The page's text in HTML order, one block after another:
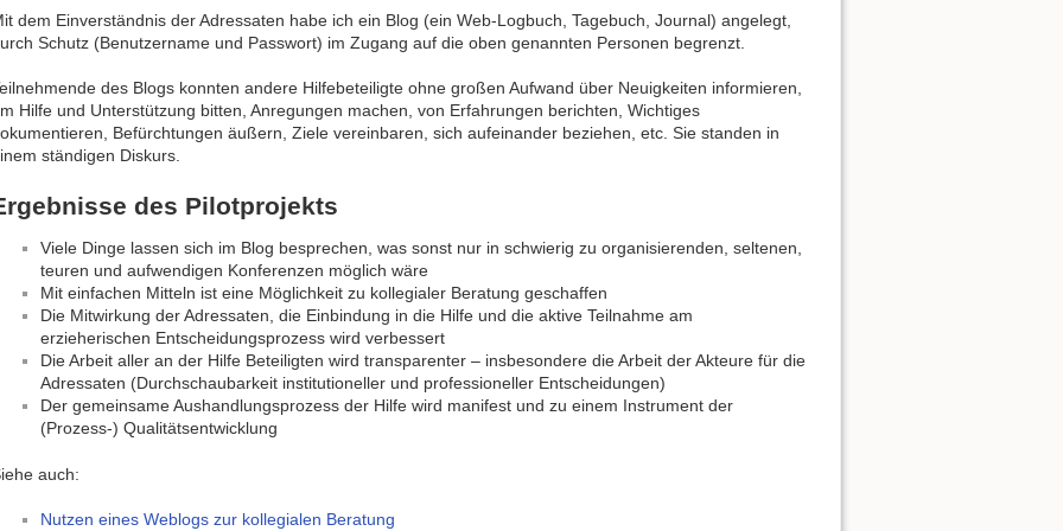
dem Einverständnis der Adressaten habe ich ein Blog (ein Web-Logbuch, Tagebuch, Journal) angelegt,
Schutz (Benutzername und Passwort) im Zugang auf die oben genannten Personen begrenzt.
des Blogs konnten andere Hilfebeteiligte ohne großen Aufwand über Neuigkeiten informieren,
Hilfe und Unterstützung bitten, Anregungen machen, von Erfahrungen berichten, Wichtiges
Befürchtungen äußern, Ziele vereinbaren, sich aufeinander beziehen, etc. Sie standen in
ständigen Diskurs.
des Pilotprojekts
Viele Dinge lassen sich im Blog besprechen, was sonst nur in schwierig zu organisierenden, seltenen,
teuren und aufwendigen Konferenzen möglich wäre
Mit einfachen Mitteln ist eine Möglichkeit zu kollegialer Beratung geschaffen
Die Mitwirkung der Adressaten, die Einbindung in die Hilfe und die aktive Teilnahme am
erzieherischen Entscheidungsprozess wird verbessert
Die Arbeit aller an der Hilfe Beteiligten wird transparenter – insbesondere die Arbeit der Akteure für die
Adressaten (Durchschaubarkeit institutioneller und professioneller Entscheidungen)
Der gemeinsame Aushandlungsprozess der Hilfe wird manifest und zu einem Instrument der
(Prozess-) Qualitätsentwicklung
auch:
Nutzen eines Weblogs zur kollegialen Beratung